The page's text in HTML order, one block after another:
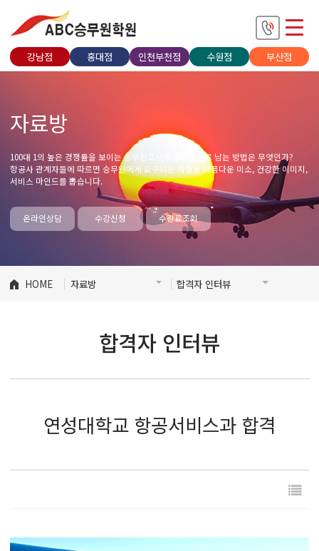
강남점 홍대점 인천부천점 수원점 부산점
자료방
100대 1의 높은 경쟁률을 보이는 승무원고시에 합격생으로 남는 방법은 무엇인가?
항공사 관계자들에 따르면 승무원에게 요구되는 자질은 아름다운 미소, 건강한 이미지,
서비스 마인드를 뽑습니다.
온라인상담 수강신청 수강료조회
HOME 자료방 합격자 인터뷰
합격자 인터뷰
연성대학교 항공서비스과 합격